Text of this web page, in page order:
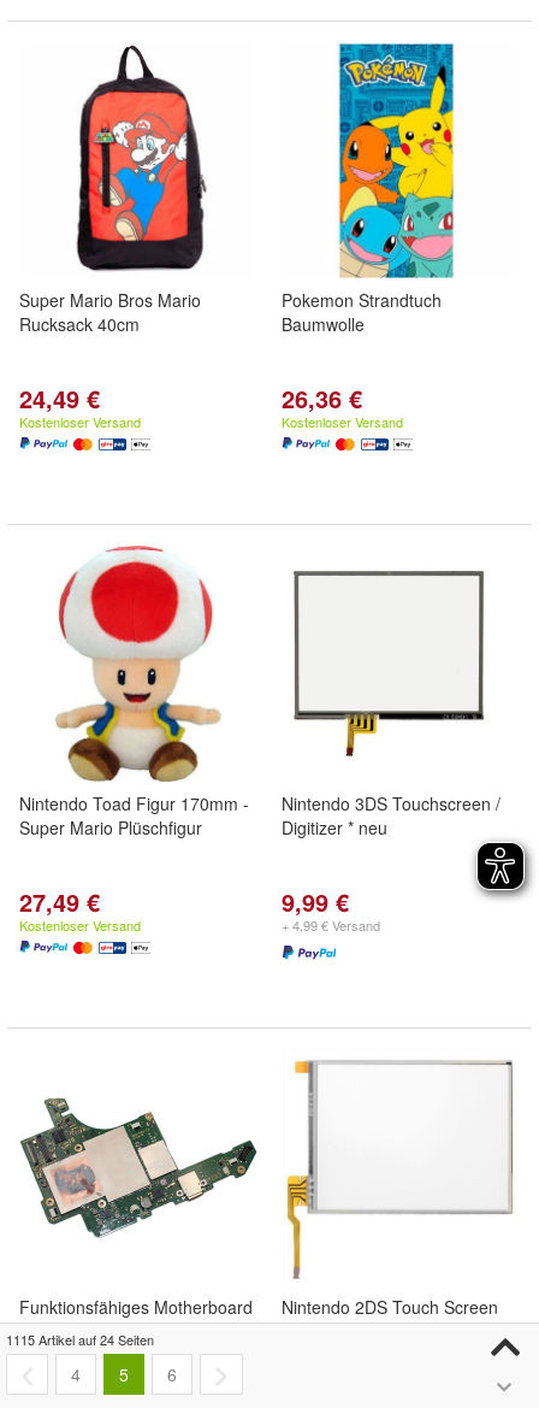
Super Mario Bros Mario
Rucksack 40cm
24,49 €
Kostenloser Versand
Pokemon Strandtuch
Baumwolle
26,36 €
Kostenloser Versand
Nintendo Toad Figur 170mm -
Super Mario Plüschfigur
27,49 €
Kostenloser Versand
Nintendo 3DS Touchscreen /
Digitizer * neu
9,99 €
+ 4,99 € Versand
Funktionsfähiges Motherboard
Hauptplatine Nintendo
SWITCH OLED HEG-CPU-10 +
EMMC
Nintendo 2DS Touch Screen
Digitizer neu
1115 Artikel auf 24 Seiten
4 5 6